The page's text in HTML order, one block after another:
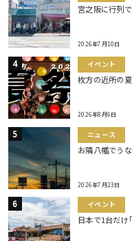
宮之阪に行列
2026年7月10日
イベント
枚方の近所の
2026年8月6日
ニュース
お隣八幡でう
2026年7月23日
イベント
日本で1台だけ